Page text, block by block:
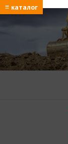
≡ каталог